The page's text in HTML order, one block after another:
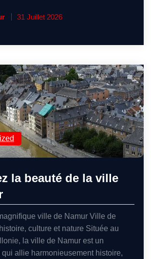
31 Juillet 2026
la beauté de la ville
ville de Namur Ville de
culture et nature Située au
la ville de Namur est un
allie harmonieusement histoire,